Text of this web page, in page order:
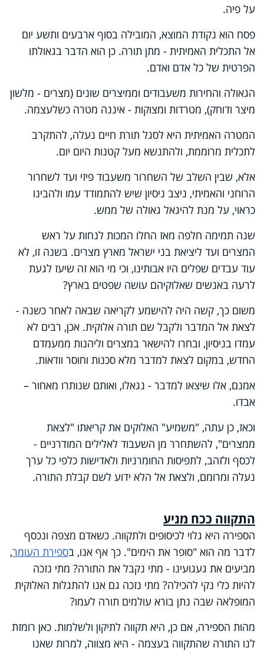
על פיה.
פסח הוא נקודת המוצא, המובילה בסוף ארבעים ותשע יום
אל התכלית האמיתית - מתן תורה. כן הוא הדבר בגאולתו
הפרטית של כל אדם ואדם.
הגאולה והחירות משעבודים וממיצרים שונים (מצרים - מלשון
מיצר ודוחק), מטרדות ומצוקות - איננה מטרה כשלעצמה.
המטרה האמיתית היא לסגל תורת חיים נעלה, להתקרב
לתכלית מרוממת, ולהתנשא מעל קטנות היום יום.
אלא, שבין השלב של השחרור משעבוד פיזי ועד לשחרור
הרוחני והאמיתי, ניצב ניסיון שיש להתמודד עמו ולהבינו
כראוי, על מנת להיגאל גאולה של ממש.
שנה תמימה חלפה מאז החלו המכות לנחות על ראש
המצרים ועד ליציאת בני ישראל מארץ מצרים. בשנה זו, לא
עוד עבדים שפלים היו אבותינו, וכי מי הוא זה שיעז לגעת
לרעה באנשים שאלוקיהם עושה שפטים בארץ?
משום כך, קשה היה להישמע לקריאה שבאה לאחר כשנה -
לצאת אל המדבר ולקבל שם תורה אלוקית. אכן, רבים לא
עמדו בניסיון, ובחרו להישאר במצרים וליהנות ממעמדם
החדש, במקום לצאת למדבר מלא סכנות וחוסר וודאות.
אמנם, אלו שיצאו למדבר - נגאלו, ואותם שנותרו מאחור –
אבדו.
וכאז, כן עתה, "משמיע" האלוקים את קריאתו "לצאת
ממצרים", להשתחרר מן השעבוד לאלילים המודרניים -
לכסף ולזהב, לתפיסות החומרניות ולאדישות כלפי כל ערך
נעלה ומרומם, ולצאת אל הלא ידוע לשם קבלת התורה.
התקווה ככח מניע
הספירה היא גלוי לכיסופים ולתקווה. כשאדם מצפה ונכסף
לדבר מה הוא "סופר את הימים". כך אף אנו, בספירת העומר,
מביעים את געגועינו - מתי נקבל את התורה? מתי נזכה
להיות כלי נקי להכילה? מתי נזכה גם אנו להתגלות האלוקית
המופלאה שבה נתן בורא עולמים תורה לעמו?
מהות הספירה, אם כן, היא תקווה לתיקון ולשלמות. כאן רומזת
לנו התורה שהתקווה בעצמה - היא מצווה, למרות שאנו